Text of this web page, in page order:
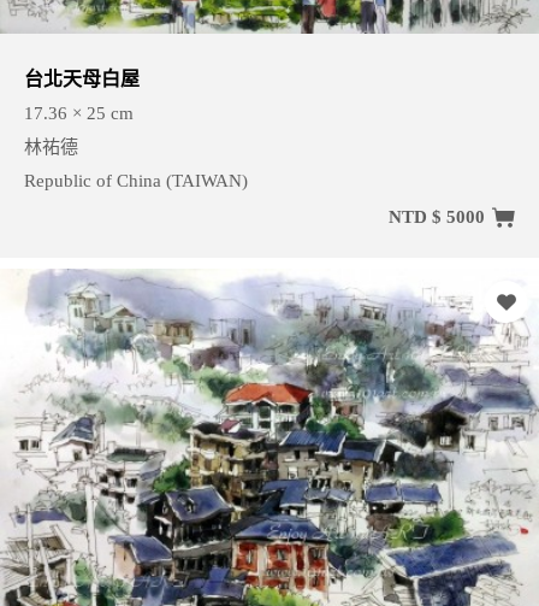
台北天母白屋
17.36 × 25 cm
林祐德
Republic of China (TAIWAN)
NTD $ 5000